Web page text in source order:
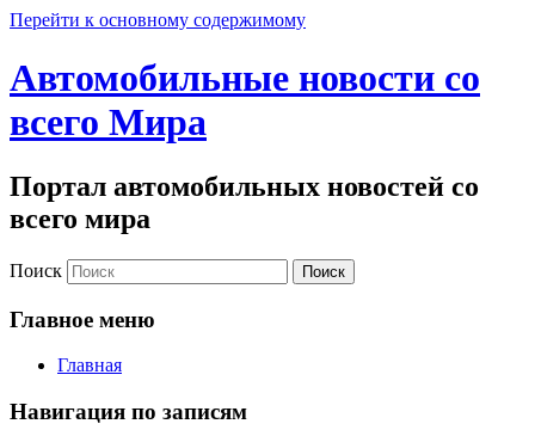
Перейти к основному содержимому
Автомобильные новости со
всего Мира
Портал автомобильных новостей со
всего мира
Поиск
Главное меню
Главная
Навигация по записям